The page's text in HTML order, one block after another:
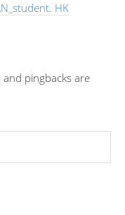
HK
and pingbacks are